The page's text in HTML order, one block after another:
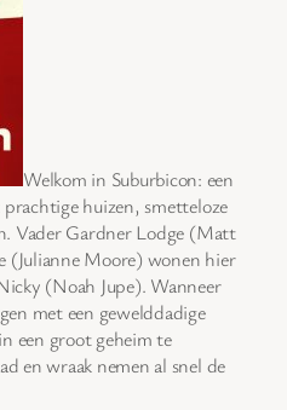
Welkom in Suburbicon: een
huizen, smetteloze
Vader Gardner Lodge (Matt
(Julianne Moore) wonen hier
(Noah Jupe). Wanneer
met een gewelddadige
een groot geheim te
en wraak nemen al snel de